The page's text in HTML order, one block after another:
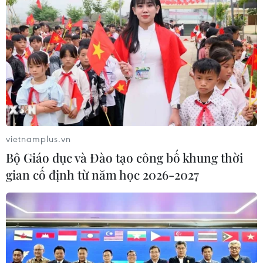
mới cho Phú Quốc
07/08/2026 04:43
Nhịp điệu Samulnori vang
dội, Áo dài - Hanbok 'khoe sắc' bên
sông Hàn
07/08/2026 04:39
Xu hướng trải nghiệm nào tiếp tục
dẫn dắt du lịch nội địa cuối mùa Hè?
07/08/2026 03:36
Cà Mau quảng bá thương hiệu, kết
vietnamplus.vn
Bộ Giáo dục và Đào tạo công bố khung thời
gian cố định từ năm học 2026-2027